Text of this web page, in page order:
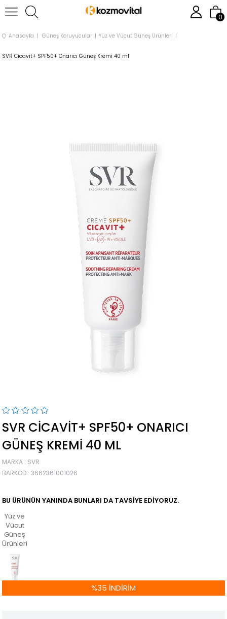
0
Anasayfa Güneş Koruyucular Yüz ve Vücut Güneş Ürünleri
SVR Cicavit+ SPF50+ Onarıcı Güneş Kremi 40 ml
SVR CICAVIT+ SPF50+ ONARICI
GÜNEŞ KREMI 40 ML
MARKA : SVR
BARKOD : 3662361001026
BU ÜRÜNÜN YANINDA BUNLARI DA TAVSIYE EDIYORUZ.
Yüz ve
Vücut
Güneş
Ürünleri
%35 İNDIRIM